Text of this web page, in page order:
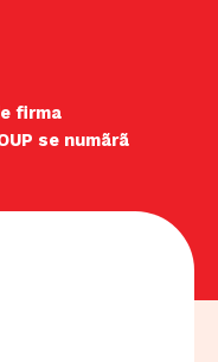
firma
se numãrã